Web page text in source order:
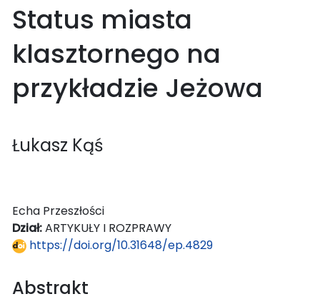
Status miasta
klasztornego na
przykładzie Jeżowa
Łukasz Kąś
Echa Przeszłości
Dział:ARTYKUŁY I ROZPRAWY
https://doi.org/10.31648/ep.4829
Abstrakt